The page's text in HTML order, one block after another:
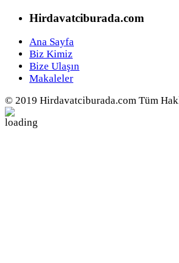
Hirdavatciburada.com
Ana Sayfa
Biz Kimiz
Bize Ulaşın
Makaleler
© 2019 Hirdavatciburada.com Tüm